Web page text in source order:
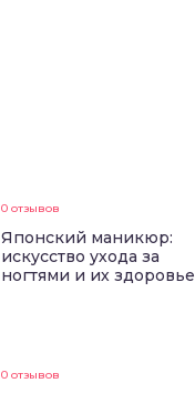
0 отзывов
Японский маникюр:
искусство ухода за
ногтями и их здоровье
0 отзывов